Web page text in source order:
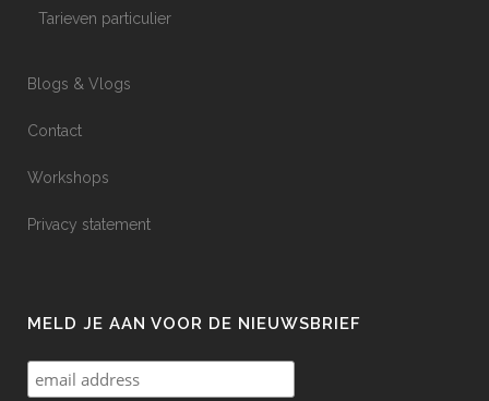
Tarieven particulier
Blogs & Vlogs
Contact
Workshops
Privacy statement
MELD JE AAN VOOR DE NIEUWSBRIEF